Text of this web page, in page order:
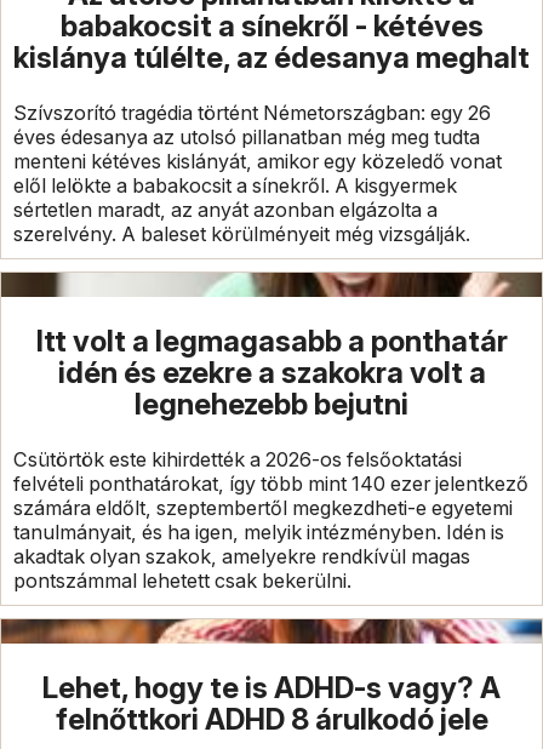
babakocsit a sínekről - kétéves
kislánya túlélte, az édesanya meghalt
Szívszorító tragédia történt Németországban: egy 26
éves édesanya az utolsó pillanatban még meg tudta
menteni kétéves kislányát, amikor egy közeledő vonat
elől lelökte a babakocsit a sínekről. A kisgyermek
sértetlen maradt, az anyát azonban elgázolta a
szerelvény. A baleset körülményeit még vizsgálják.
Itt volt a legmagasabb a ponthatár
idén és ezekre a szakokra volt a
legnehezebb bejutni
Csütörtök este kihirdették a 2026-os felsőoktatási
felvételi ponthatárokat, így több mint 140 ezer jelentkező
számára eldőlt, szeptembertől megkezdheti-e egyetemi
tanulmányait, és ha igen, melyik intézményben. Idén is
akadtak olyan szakok, amelyekre rendkívül magas
pontszámmal lehetett csak bekerülni.
Lehet, hogy te is ADHD-s vagy? A
felnőttkori ADHD 8 árulkodó jele